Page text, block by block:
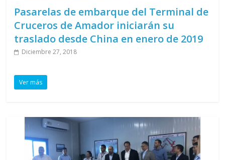
Pasarelas de embarque del Terminal de
Cruceros de Amador iniciarán su
traslado desde China en enero de 2019
Diciembre 27, 2018
Ver más